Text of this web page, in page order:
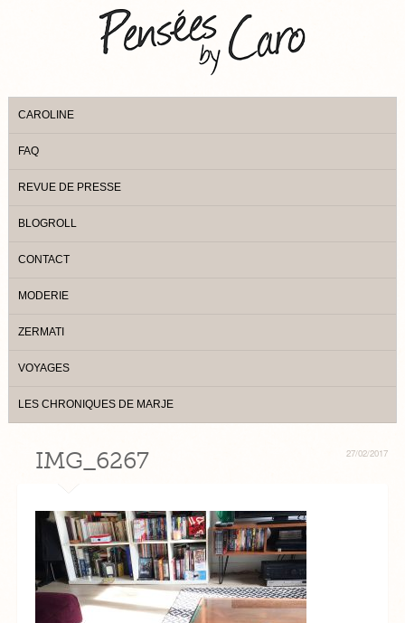
CAROLINE
FAQ
REVUE DE PRESSE
BLOGROLL
CONTACT
MODERIE
ZERMATI
VOYAGES
LES CHRONIQUES DE MARJE
27/02/2017
IMG_6267